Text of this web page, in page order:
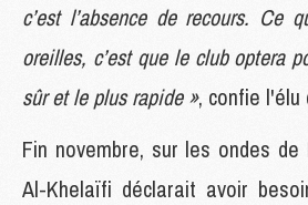
c’est l’absence de recours. Ce
oreilles, c’est que le club optera
sûr et le plus rapide », confie l'élu
Fin novembre, sur les ondes de
Al-Khelaïfi déclarait avoir